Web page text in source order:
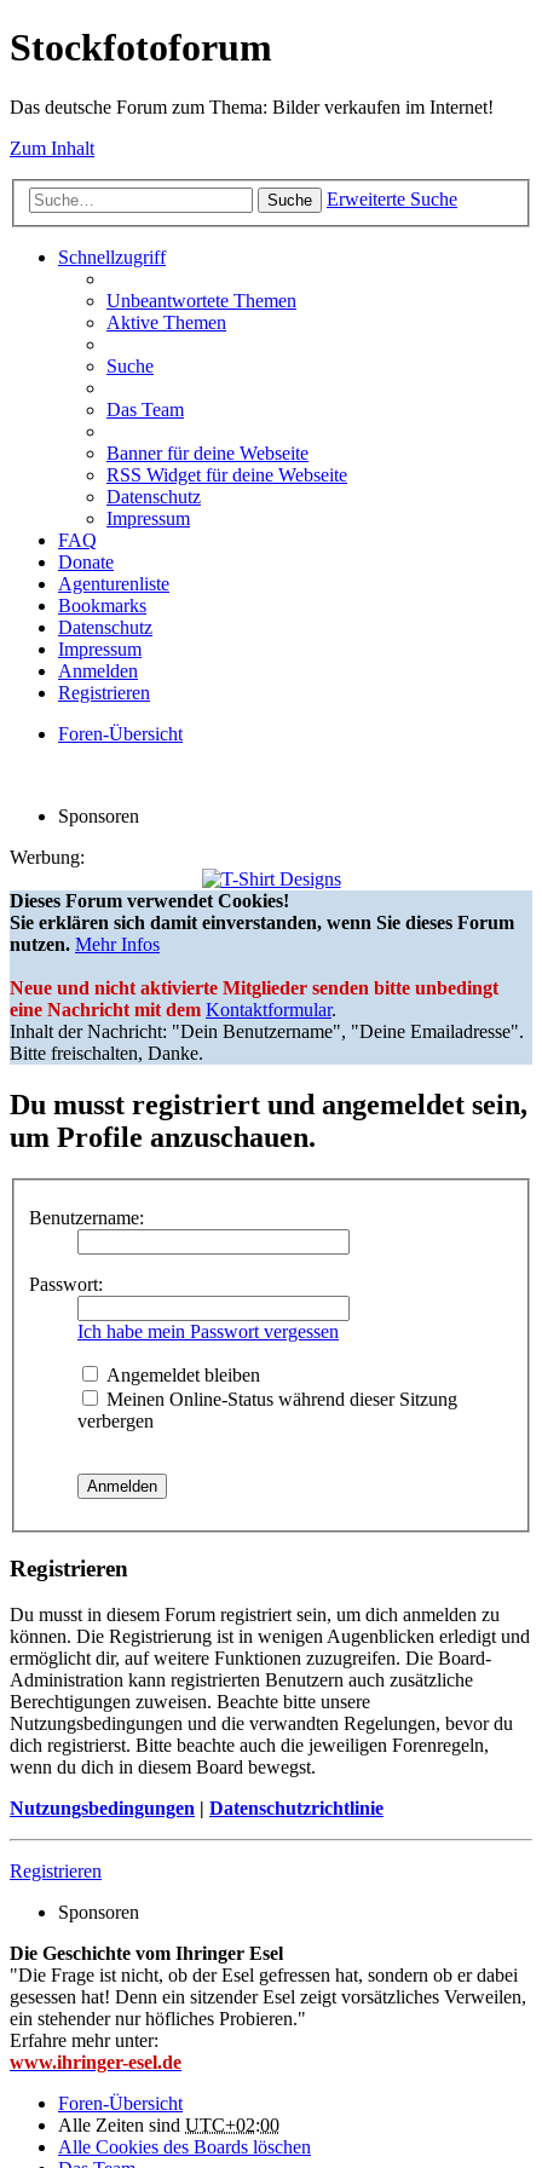
Stockfotoforum
Das deutsche Forum zum Thema: Bilder verkaufen im Internet!
Zum Inhalt
Suche Erweiterte Suche
Schnellzugriff
Unbeantwortete Themen
Aktive Themen
Suche
Das Team
Banner für deine Webseite
RSS Widget für deine Webseite
Datenschutz
Impressum
FAQ
Donate
Agenturenliste
Bookmarks
Datenschutz
Impressum
Anmelden
Registrieren
Foren-Übersicht
Sponsoren
Werbung:
Dieses Forum verwendet Cookies!
Sie erklären sich damit einverstanden, wenn Sie dieses Forum
nutzen. Mehr Infos
Neue und nicht aktivierte Mitglieder senden bitte unbedingt
eine Nachricht mit dem Kontaktformular.
Inhalt der Nachricht: "Dein Benutzername", "Deine Emailadresse".
Bitte freischalten, Danke.
Du musst registriert und angemeldet sein,
um Profile anzuschauen.
Benutzername:
Passwort:
Ich habe mein Passwort vergessen
Angemeldet bleiben
Meinen Online-Status während dieser Sitzung
verbergen
Registrieren
Du musst in diesem Forum registriert sein, um dich anmelden zu
können. Die Registrierung ist in wenigen Augenblicken erledigt und
ermöglicht dir, auf weitere Funktionen zuzugreifen. Die Board-
Administration kann registrierten Benutzern auch zusätzliche
Berechtigungen zuweisen. Beachte bitte unsere
Nutzungsbedingungen und die verwandten Regelungen, bevor du
dich registrierst. Bitte beachte auch die jeweiligen Forenregeln,
wenn du dich in diesem Board bewegst.
Nutzungsbedingungen | Datenschutzrichtlinie
Registrieren
Sponsoren
Die Geschichte vom Ihringer Esel
"Die Frage ist nicht, ob der Esel gefressen hat, sondern ob er dabei
gesessen hat! Denn ein sitzender Esel zeigt vorsätzliches Verweilen,
ein stehender nur höfliches Probieren."
Erfahre mehr unter:
www.ihringer-esel.de
Foren-Übersicht
Alle Zeiten sind UTC+02:00
Alle Cookies des Boards löschen